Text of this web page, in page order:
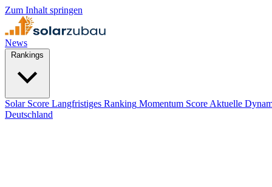
Zum Inhalt springen
News
Solar Score Langfristiges Ranking Momentum Score Aktuelle
Deutschland